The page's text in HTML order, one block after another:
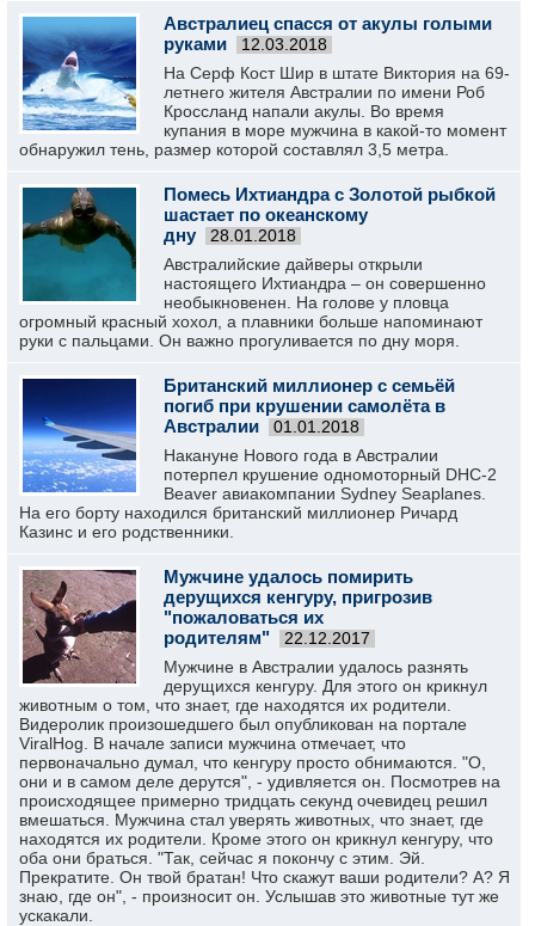
Австралиец спасся от акулы голыми
руками
12.03.2018
На Серф Кост Шир в штате Виктория на 69-
летнего жителя Австралии по имени Роб
Кроссланд напали акулы. Во время
купания в море мужчина в какой-то момент
обнаружил тень, размер которой составлял 3,5 метра.
Помесь Ихтиандра с Золотой рыбкой
шастает по океанскому
дну
28.01.2018
Австралийские дайверы открыли
настоящего Ихтиандра – он совершенно
необыкновенен. На голове у пловца
огромный красный хохол, а плавники больше напоминают
руки с пальцами. Он важно прогуливается по дну моря.
Британский миллионер с семьёй
погиб при крушении самолёта в
Австралии
01.01.2018
Накануне Нового года в Австралии
потерпел крушение одномоторный DHC-2
Beaver авиакомпании Sydney Seaplanes.
На его борту находился британский миллионер Ричард
Казинс и его родственники.
Мужчине удалось помирить
дерущихся кенгуру, пригрозив
"пожаловаться их
родителям"
22.12.2017
Мужчине в Австралии удалось разнять
дерущихся кенгуру. Для этого он крикнул
животным о том, что знает, где находятся их родители.
Видеролик произошедшего был опубликован на портале
ViralHog. В начале записи мужчина отмечает, что
первоначально думал, что кенгуру просто обнимаются. "О,
они и в самом деле дерутся", - удивляется он. Посмотрев на
происходящее примерно тридцать секунд очевидец решил
вмешаться. Мужчина стал уверять животных, что знает, где
находятся их родители. Кроме этого он крикнул кенгуру, что
оба они браться. "Так, сейчас я покончу с этим. Эй.
Прекратите. Он твой братан! Что скажут ваши родители? А? Я
знаю, где он", - произносит он. Услышав это животные тут же
ускакали.